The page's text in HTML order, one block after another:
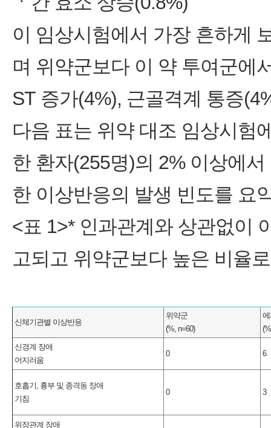
이 임상시험에서 가장 흔하게
며 위약군보다 이 약 투여군에
ST 증가(4%), 근골격계 통증
다음 표는 위약 대조 임상시험
한 환자(255명)의 2% 이상에
한 이상반응의 발생 빈도를 요
<표 1>* 인과관계와 상관없이
고되고 위약군보다 높은 비율
신체기관별 이상반응
위약군
(%, n=60)
에
신경계 장애
어지러움
0 6
호흡기, 흉부 및 종격동 장애
기침
0 3
위장관계 장애